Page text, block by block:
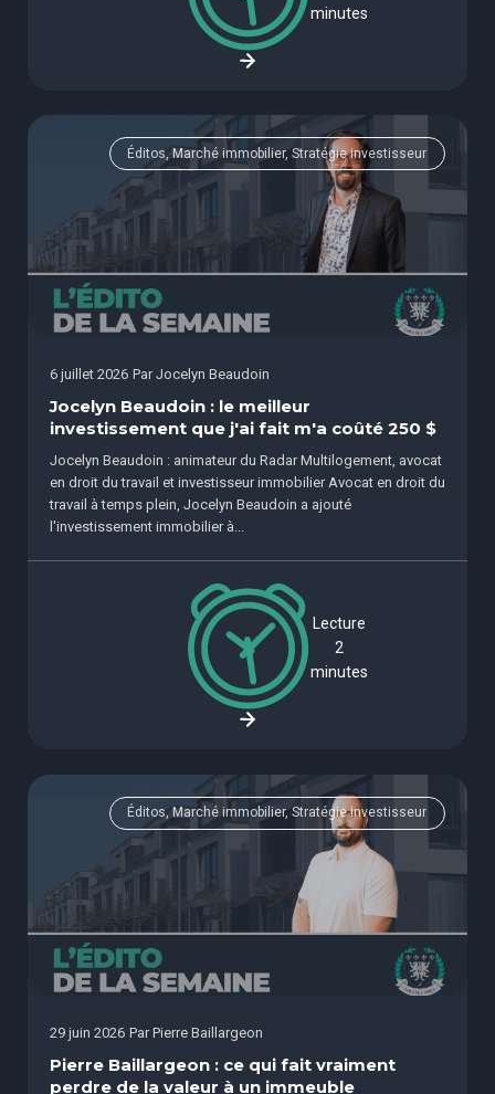
minutes
Éditos, Marché immobilier, Stratégie investisseur
6 juillet 2026 Par Jocelyn Beaudoin
Jocelyn Beaudoin : le meilleur
investissement que j'ai fait m'a coûté 250 $
Jocelyn Beaudoin : animateur du Radar Multilogement, avocat
en droit du travail et investisseur immobilier Avocat en droit du
travail à temps plein, Jocelyn Beaudoin a ajouté
l'investissement immobilier à...
Lecture
2
minutes
Éditos, Marché immobilier, Stratégie investisseur
29 juin 2026 Par Pierre Baillargeon
Pierre Baillargeon : ce qui fait vraiment
perdre de la valeur à un immeuble